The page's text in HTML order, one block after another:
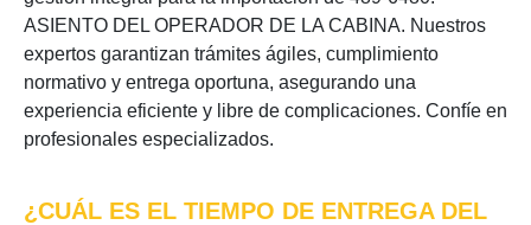
ASIENTO DEL OPERADOR DE LA CABINA. Nuestros
expertos garantizan trámites ágiles, cumplimiento
normativo y entrega oportuna, asegurando una
experiencia eficiente y libre de complicaciones. Confíe en
profesionales especializados.
¿CUÁL ES EL TIEMPO DE ENTREGA DEL